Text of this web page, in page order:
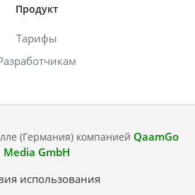
Продукт
Тарифы
(Германия) компанией QaamGo
Media GmbH
использования